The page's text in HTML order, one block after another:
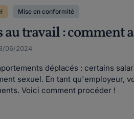
Mise en conformité
travail : comment
06/2024
déplacés : certains
sexuel. En tant qu'employeur,
Voici comment procéder !